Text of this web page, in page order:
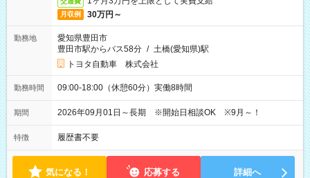
月収例 30万円～
勤務地
愛知県豊田市
豊田市駅からバス58分 / 土橋(愛知県)駅
トヨタ自動車 株式会社
勤務時間 09:00-18:00（休憩60分）実働8時間
期間 2026年09月01日～長期 ※開始日相談OK ※9月～！
特徴 履歴書不要
気になる！ 応募する 詳細へ